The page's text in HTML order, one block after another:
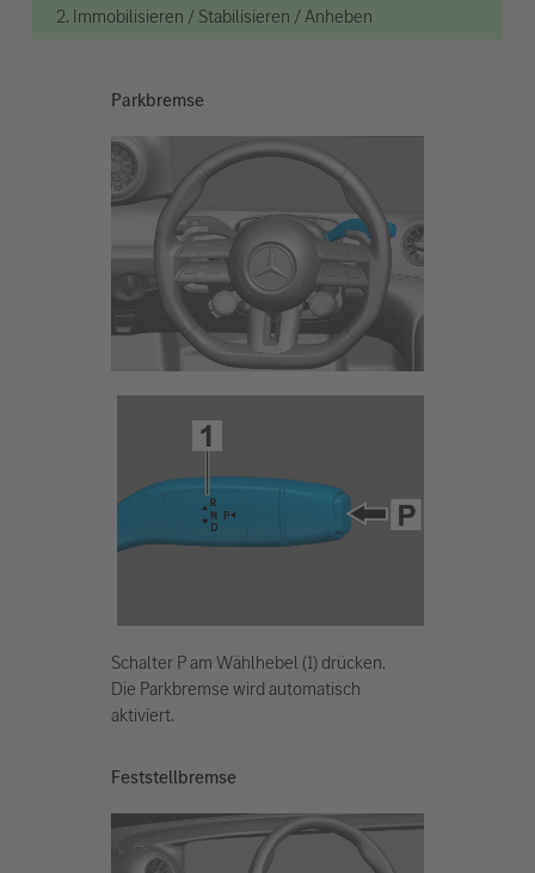
2. Immobilisieren / Stabilisieren / Anheben
Parkbremse
Schalter P am Wählhebel (1) drücken.
Die Parkbremse wird automatisch
aktiviert.
Feststellbremse